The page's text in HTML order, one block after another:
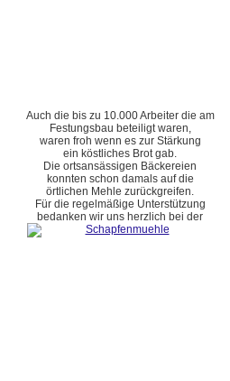
Auch die bis zu 10.000 Arbeiter die am
Festungsbau beteiligt waren,
waren froh wenn es zur Stärkung
ein köstliches Brot gab.
Die ortsansässigen Bäckereien
konnten schon damals auf die
örtlichen Mehle zurückgreifen.
Für die regelmäßige Unterstützung
bedanken wir uns herzlich bei der